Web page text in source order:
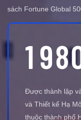
sách Fortune Global
198
Được thành lập
và Thiết kế Hạ
thuộc thành phố